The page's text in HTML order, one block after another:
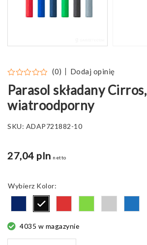
(0) Dodaj opinię
Parasol składany Cirros,
wiatroodporny
SKU: ADAP721882-10
27,04 pln netto
Kolor
4035 w magazynie